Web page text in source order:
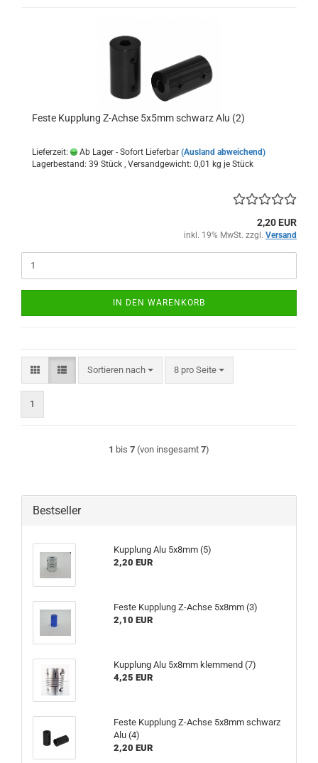
Feste Kupplung Z-Achse 5x5mm schwarz Alu (2)
Lieferzeit: Ab Lager - Sofort Lieferbar (Ausland abweichend)
Lagerbestand: 39 Stück , Versandgewicht: 0,01 kg je Stück
2,20 EUR
inkl. 19% MwSt. zzgl. Versand
IN DEN WARENKORB
Sortieren nach
Sortieren nach 8 pro Seite
pro Seite
1
1 bis 7 (von insgesamt 7)
Bestseller
Kupplung Alu 5x8mm (5)
2,20 EUR
Feste Kupplung Z-Achse 5x8mm (3)
2,10 EUR
Kupplung Alu 5x8mm klemmend (7)
4,25 EUR
Feste Kupplung Z-Achse 5x8mm schwarz
Alu (4)
2,20 EUR